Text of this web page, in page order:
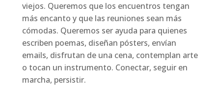
viejos. Queremos que los encuentros tengan
más encanto y que las reuniones sean más
cómodas. Queremos ser ayuda para quienes
escriben poemas, diseñan pósters, envían
emails, disfrutan de una cena, contemplan arte
o tocan un instrumento. Conectar, seguir en
marcha, persistir.